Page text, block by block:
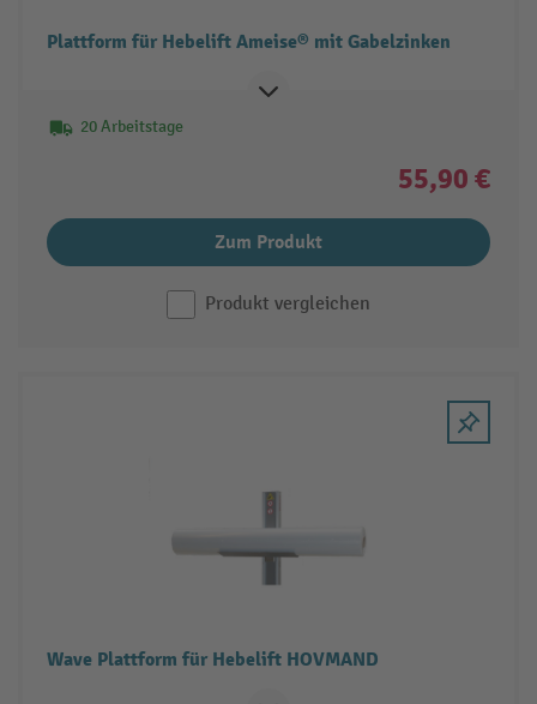
Plattform für Hebelift Ameise® mit Gabelzinken
20 Arbeitstage
55,90 €
Zum Produkt
Produkt vergleichen
Wave Plattform für Hebelift HOVMAND